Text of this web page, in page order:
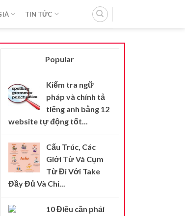
TIN TỨC
Popular
Kiểm tra ngữ
pháp và chính tả
tiếng anh bằng 12
website tự động tốt...
Cấu Trúc, Các
Giới Từ Và Cụm
Từ Đi Với Take
Đầy Đủ Và Chi...
10 Điều cần phải